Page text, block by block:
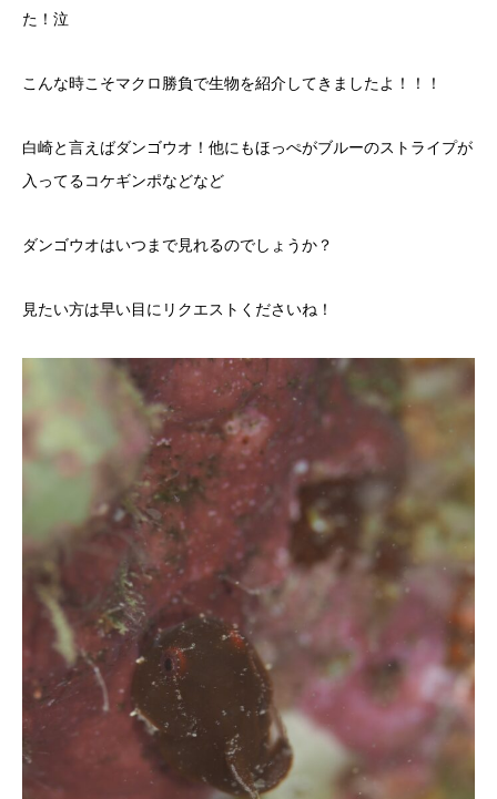
た！泣
こんな時こそマクロ勝負で生物を紹介してきましたよ！！！
白崎と言えばダンゴウオ！他にもほっぺがブルーのストライプが
入ってるコケギンポなどなど
ダンゴウオはいつまで見れるのでしょうか？
見たい方は早い目にリクエストくださいね！